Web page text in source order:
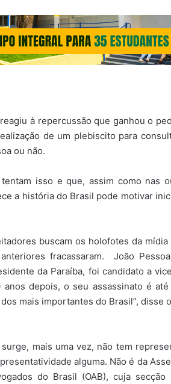
à repercussão que ganhou o
de um plebiscito para
ou não.
isso e que, assim como nas
a história do Brasil pode motivar
buscam os holofotes da
fracassaram. João
da Paraíba, foi candidato a
depois, o seu assassinato é
mais importantes do Brasil”, disse
mais uma vez, não tem
alguma. Não é da
do Brasil (OAB), cuja